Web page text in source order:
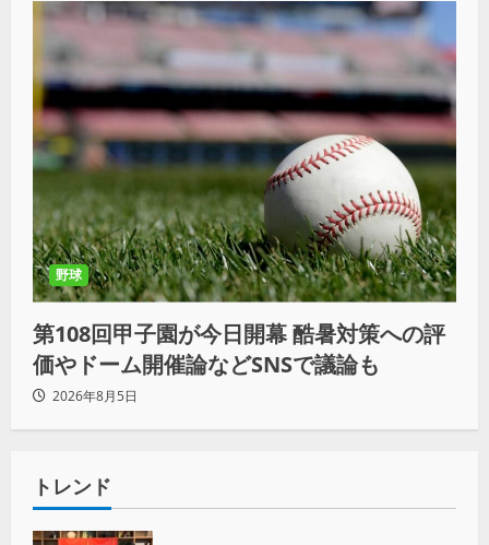
野球
第108回甲子園が今日開幕 酷暑対策への評
価やドーム開催論などSNSで議論も
2026年8月5日
トレンド